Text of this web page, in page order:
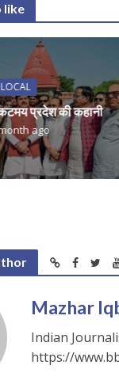
p o
like
LOCAL
प्रदेश की कहानी
ago
Mazhar
Indian
https://